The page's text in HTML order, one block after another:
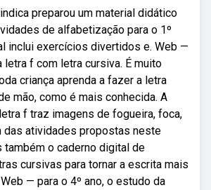
preparou um material didático
de alfabetização para o 1º
inclui exercícios divertidos e. Web —
letra f com letra cursiva. É muito
criança aprenda a fazer a letra
mão, como é mais conhecida. A
f traz imagens de fogueira, foca,
das atividades propostas neste
também o caderno digital de
cursivas para tornar a escrita mais
— para o 4º ano, o estudo da